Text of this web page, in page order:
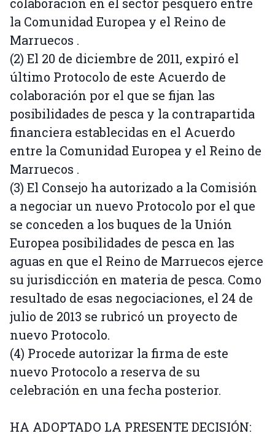
colaboración en el sector pesquero entre
la Comunidad Europea y el Reino de
Marruecos .
(2) El 20 de diciembre de 2011, expiró el
último Protocolo de este Acuerdo de
colaboración por el que se fijan las
posibilidades de pesca y la contrapartida
financiera establecidas en el Acuerdo
entre la Comunidad Europea y el Reino de
Marruecos .
(3) El Consejo ha autorizado a la Comisión
a negociar un nuevo Protocolo por el que
se conceden a los buques de la Unión
Europea posibilidades de pesca en las
aguas en que el Reino de Marruecos ejerce
su jurisdicción en materia de pesca. Como
resultado de esas negociaciones, el 24 de
julio de 2013 se rubricó un proyecto de
nuevo Protocolo.
(4) Procede autorizar la firma de este
nuevo Protocolo a reserva de su
celebración en una fecha posterior.
HA ADOPTADO LA PRESENTE DECISIÓN: